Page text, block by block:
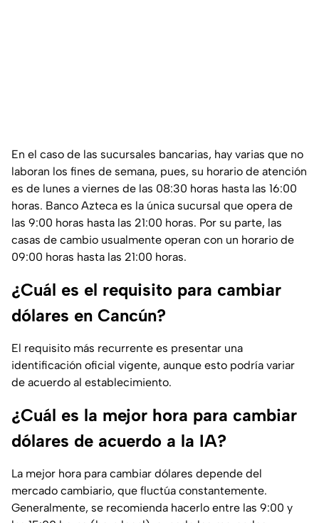
En el caso de las sucursales bancarias, hay varias que no
laboran los fines de semana, pues, su horario de atención
es de lunes a viernes de las 08:30 horas hasta las 16:00
horas. Banco Azteca es la única sucursal que opera de
las 9:00 horas hasta las 21:00 horas. Por su parte, las
casas de cambio usualmente operan con un horario de
09:00 horas hasta las 21:00 horas.
¿Cuál es el requisito para cambiar
dólares en Cancún?
El requisito más recurrente es presentar una
identificación oficial vigente, aunque esto podría variar
de acuerdo al establecimiento.
¿Cuál es la mejor hora para cambiar
dólares de acuerdo a la IA?
La mejor hora para cambiar dólares depende del
mercado cambiario, que fluctúa constantemente.
Generalmente, se recomienda hacerlo entre las 9:00 y